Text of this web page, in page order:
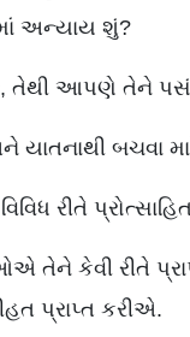
અન્યાય શું?
તેથી આપણે તેને
બચવા
રીતે
તેને કેવી રીતે
પ્રાપ્ત કરીએ.